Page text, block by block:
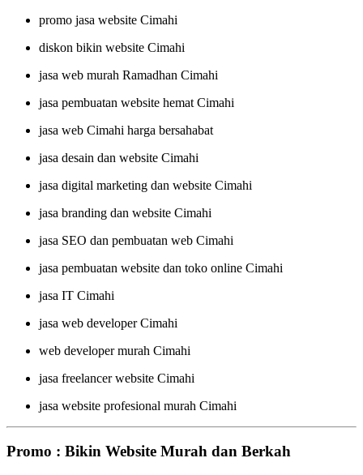
promo jasa website Cimahi
diskon bikin website Cimahi
jasa web murah Ramadhan Cimahi
jasa pembuatan website hemat Cimahi
jasa web Cimahi harga bersahabat
jasa desain dan website Cimahi
jasa digital marketing dan website Cimahi
jasa branding dan website Cimahi
jasa SEO dan pembuatan web Cimahi
jasa pembuatan website dan toko online Cimahi
jasa IT Cimahi
jasa web developer Cimahi
web developer murah Cimahi
jasa freelancer website Cimahi
jasa website profesional murah Cimahi
Promo : Bikin Website Murah dan Berkah